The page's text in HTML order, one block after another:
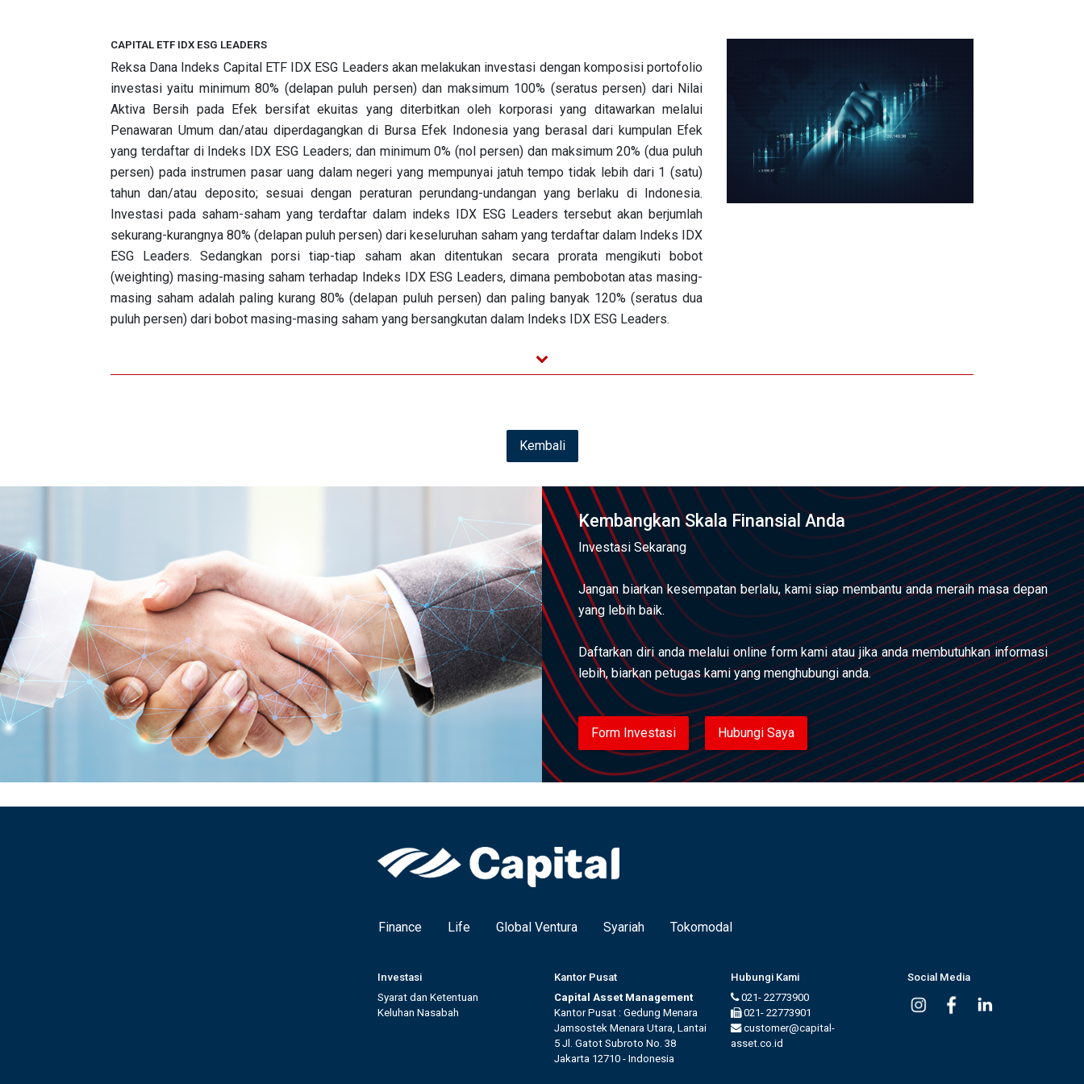
CAPITAL ETF IDX ESG LEADERS
Reksa Dana Indeks Capital ETF IDX ESG Leaders akan melakukan investasi dengan komposisi portofolio
investasi yaitu minimum 80% (delapan puluh persen) dan maksimum 100% (seratus persen) dari Nilai
Aktiva Bersih pada Efek bersifat ekuitas yang diterbitkan oleh korporasi yang ditawarkan melalui
Penawaran Umum dan/atau diperdagangkan di Bursa Efek Indonesia yang berasal dari kumpulan Efek
yang terdaftar di Indeks IDX ESG Leaders; dan minimum 0% (nol persen) dan maksimum 20% (dua puluh
persen) pada instrumen pasar uang dalam negeri yang mempunyai jatuh tempo tidak lebih dari 1 (satu)
tahun dan/atau deposito; sesuai dengan peraturan perundang-undangan yang berlaku di Indonesia.
Investasi pada saham-saham yang terdaftar dalam indeks IDX ESG Leaders tersebut akan berjumlah
sekurang-kurangnya 80% (delapan puluh persen) dari keseluruhan saham yang terdaftar dalam Indeks IDX
ESG Leaders. Sedangkan porsi tiap-tiap saham akan ditentukan secara prorata mengikuti bobot
(weighting) masing-masing saham terhadap Indeks IDX ESG Leaders, dimana pembobotan atas masing-
masing saham adalah paling kurang 80% (delapan puluh persen) dan paling banyak 120% (seratus dua
puluh persen) dari bobot masing-masing saham yang bersangkutan dalam Indeks IDX ESG Leaders.
Kembali
Kembangkan Skala Finansial Anda
Investasi Sekarang
Jangan biarkan kesempatan berlalu, kami siap membantu anda meraih masa depan
yang lebih baik.
Daftarkan diri anda melalui online form kami atau jika anda membutuhkan informasi
lebih, biarkan petugas kami yang menghubungi anda.
Form Investasi Hubungi Saya
Finance Life Global Ventura Syariah Tokomodal
Investasi
Syarat dan Ketentuan
Keluhan Nasabah
Kantor Pusat
Capital Asset Management
Kantor Pusat : Gedung Menara
Jamsostek Menara Utara, Lantai
5 Jl. Gatot Subroto No. 38
Jakarta 12710 - Indonesia
Hubungi Kami
021- 22773900
021- 22773901
customer@capital-
asset.co.id
Social Media